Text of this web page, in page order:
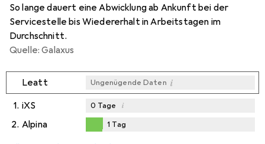
So lange dauert eine Abwicklung ab Ankunft bei der
Servicestelle bis Wiedererhalt in Arbeitstagen im
Durchschnitt.
Quelle: Galaxus
Leatt Ungenügende Daten i
1. iXS 0 Tage i
2. Alpina 1 Tag